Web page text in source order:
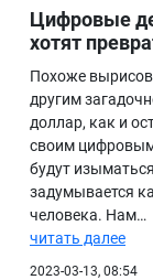
История и
Игромания
Персоны
Практика
ВИДЕО
ФОТО
Цифровые
хотят
Похоже
другим
доллар, как и
своим
будут
задумывается
человека. Нам…
читать далее
2023-03-13, 08:54